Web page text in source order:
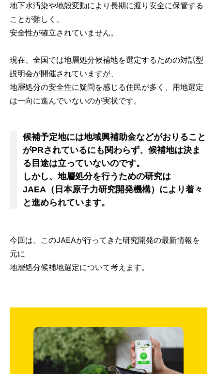
地下水汚染や地殻変動により長期に渡り安全に保管する
ことが難しく、
安全性が確立されていません。
現在、全国では地層処分候補地を選定するための対話型
説明会が開催されていますが、
地層処分の安全性に疑問を感じる住民が多く、用地選定
は一向に進んでいないのが実状です。
候補予定地には地域興補助金などがおりること
がPRされているにも関わらず、候補地は決ま
る目途は立っていないのです。
しかし、地層処分を行うための研究は
JAEA（日本原子力研究開発機構）により着々
と進められています。
今回は、このJAEAが行ってきた研究開発の最新情報を
元に
地層処分候補地選定について考えます。